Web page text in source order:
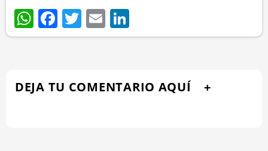
WhatsApp
Facebook
Twitter
Email
DEJA TU COMENTARIO AQUÍ